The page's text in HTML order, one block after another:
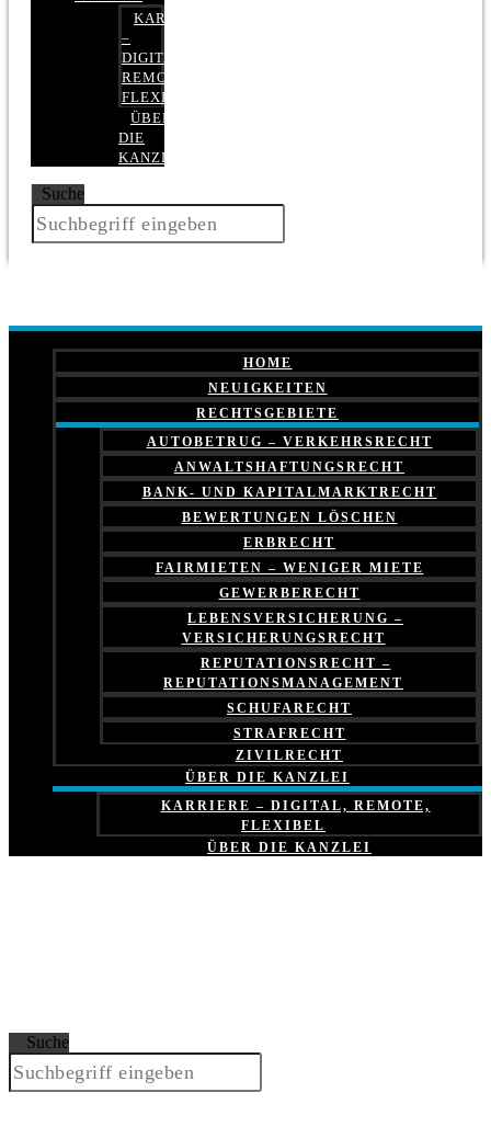
KARRIERE
–
DIGITAL,
REMOTE,
FLEXIBEL
ÜBER
DIE
KANZLEI
Suche
HOME
NEUIGKEITEN
RECHTSGEBIETE
AUTOBETRUG – VERKEHRSRECHT
ANWALTSHAFTUNGSRECHT
BANK- UND KAPITALMARKTRECHT
BEWERTUNGEN LÖSCHEN
ERBRECHT
FAIRMIETEN – WENIGER MIETE
GEWERBERECHT
LEBENSVERSICHERUNG –
VERSICHERUNGSRECHT
REPUTATIONSRECHT –
REPUTATIONSMANAGEMENT
SCHUFARECHT
STRAFRECHT
ZIVILRECHT
ÜBER DIE KANZLEI
KARRIERE – DIGITAL, REMOTE,
FLEXIBEL
ÜBER DIE KANZLEI
Suche